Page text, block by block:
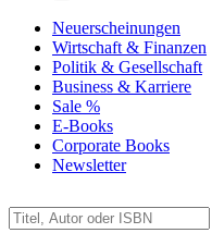
Neuerscheinungen
Wirtschaft & Finanzen
Politik & Gesellschaft
Business & Karriere
Sale %
E-Books
Corporate Books
Newsletter
for: